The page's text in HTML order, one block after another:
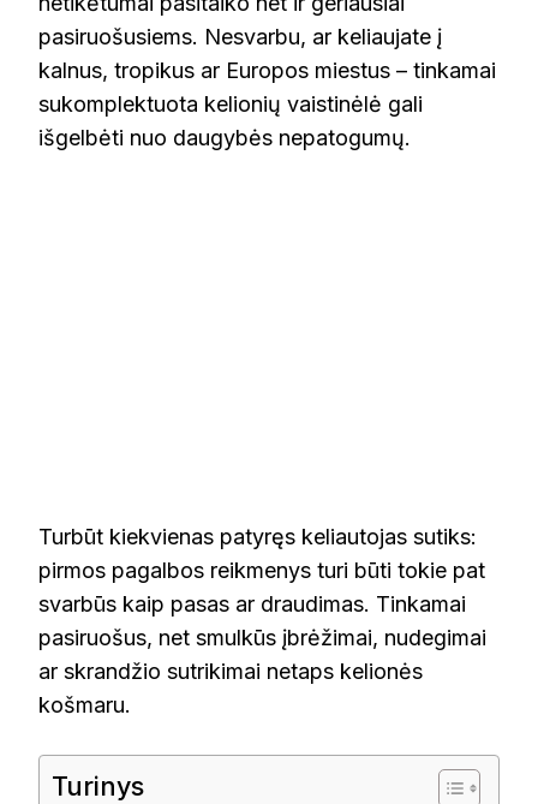
pasiruošusiems. Nesvarbu, ar keliaujate į
kalnus, tropikus ar Europos miestus – tinkamai
sukomplektuota kelionių vaistinėlė gali
išgelbėti nuo daugybės nepatogumų.
Turbūt kiekvienas patyręs keliautojas sutiks:
pirmos pagalbos reikmenys turi būti tokie pat
svarbūs kaip pasas ar draudimas. Tinkamai
pasiruošus, net smulkūs įbrėžimai, nudegimai
ar skrandžio sutrikimai netaps kelionės
košmaru.
Turinys